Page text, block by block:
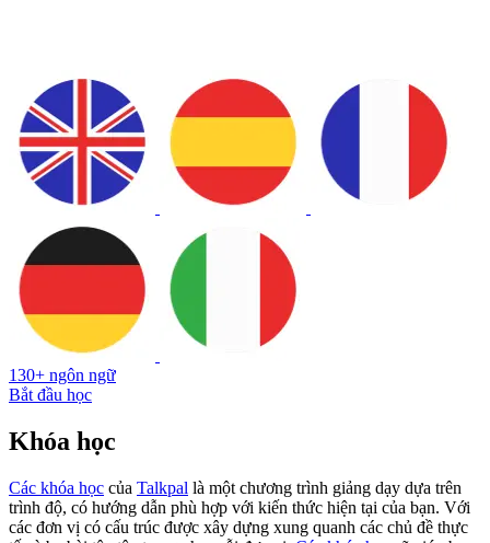
130+ ngôn ngữ
Bắt đầu học
Khóa học
Các khóa học của Talkpal là một chương trình giảng dạy dựa trên
trình độ, có hướng dẫn phù hợp với kiến thức hiện tại của bạn. Với
các đơn vị có cấu trúc được xây dựng xung quanh các chủ đề thực